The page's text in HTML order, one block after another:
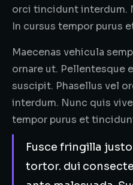
orci tincidunt interdum.
In cursus tempor purus
Maecenas vehicula
ornare ut. Pellentesque
suscipit. Phasellus vel
interdum. Nunc quis
tempor purus et
Fusce fringilla
tortor. dui